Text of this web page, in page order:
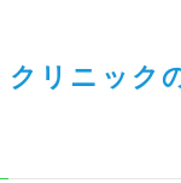
リニック